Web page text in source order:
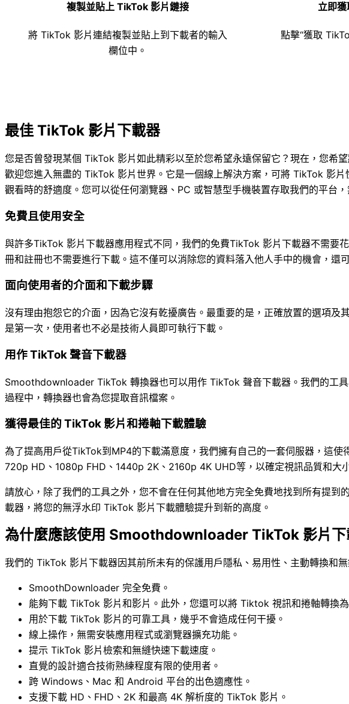
複製並貼上 TikTok 影片鏈接
將 TikTok 影片連結複製並貼上到下載者的輸入
欄位中。
立即
點擊“獲取
最佳 TikTok 影片下載器
您是否曾發現某個 TikTok 影片如此精彩以至於您希望永遠保留它？現在，您
歡迎您進入無盡的 TikTok 影片世界。它是一個線上解決方案，可將 TikTok 影
觀看時的舒適度。您可以從任何瀏覽器、PC 或智慧型手機裝置存取我們的平台
免費且使用安全
與許多TikTok 影片下載器應用程式不同，我們的免費TikTok 影片下載器不需要
冊和註冊也不需要進行下載。這不僅可以消除您的資料落入他人手中的機會，還
面向使用者的介面和下載步驟
沒有理由抱怨它的介面，因為它沒有乾擾廣告。最重要的是，正確放置的選項
是第一次，使用者也不必是技術人員即可執行下載。
用作 TikTok 聲音下載器
Smoothdownloader TikTok 轉換器也可以用作 TikTok 聲音下載器。我們的工
過程中，轉換器也會為您提取音訊檔案。
獲得最佳的 TikTok 影片和捲軸下載體驗
為了提高用戶從TikTok到MP4的下載滿意度，我們擁有自己的一套伺服器，這
720p HD、1080p FHD、1440p 2K、2160p 4K UHD等，以確定視訊品質和大
請放心，除了我們的工具之外，您不會在任何其他地方完全免費地找到所有提
載器，將您的無浮水印 TikTok 影片下載體驗提升到新的高度。
為什麼應該使用 Smoothdownloader TikTok 影片下
我們的 TikTok 影片下載器因其前所未有的保護用戶隱私、易用性、主動轉換和
SmoothDownloader 完全免費。
能夠下載 TikTok 影片和影片。此外，您還可以將 Tiktok 視訊和捲軸轉換
用於下載 TikTok 影片的可靠工具，幾乎不會造成任何干擾。
線上操作，無需安裝應用程式或瀏覽器擴充功能。
提示 TikTok 影片檢索和無縫快速下載速度。
直覺的設計適合技術熟練程度有限的使用者。
跨 Windows、Mac 和 Android 平台的出色適應性。
支援下載 HD、FHD、2K 和最高 4K 解析度的 TikTok 影片。